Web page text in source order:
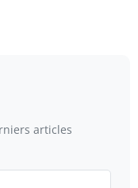
articles